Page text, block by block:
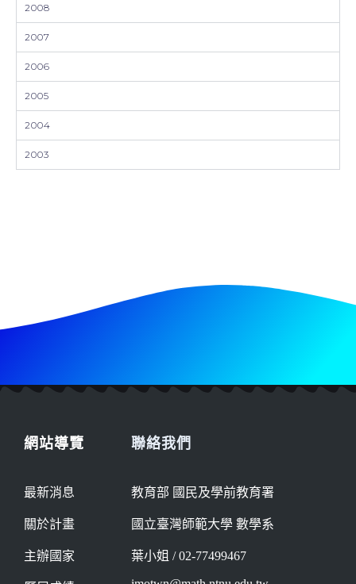
2008
2007
2006
2005
2004
2003
網站導覽
最新消息
關於計畫
主辦國家
聯絡我們
教育部 國民及學前教育署
國立臺灣師範大學 數學系
葉小姐 / 02-77499467